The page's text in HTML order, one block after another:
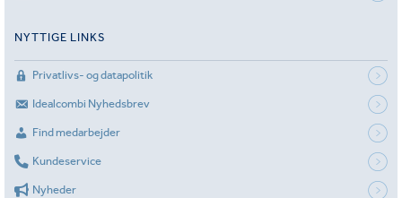
NYTTIGE LINKS
Privatlivs- og datapolitik
Idealcombi Nyhedsbrev
Find medarbejder
Kundeservice
Nyheder